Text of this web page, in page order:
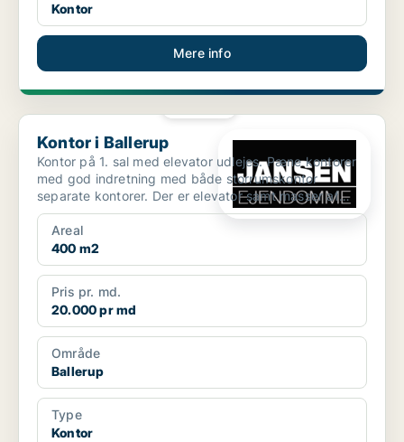
Kontor
Mere info
Kontor i Ballerup
Kontor i Ballerup
Kontor på 1. sal med elevator udlejes. Pæne kontorer
med god indretning med både storrumskontor
separate kontorer. Der er elevator samt masser af
gratis park...
Areal
400 m2
Pris pr. md.
20.000 pr md
Område
Ballerup
Type
Kontor